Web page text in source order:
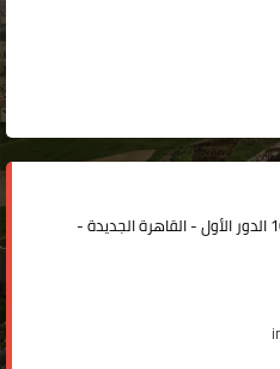
مدينة الرحاب المبنى الإداري مكتب 106 الدور الأول - القاهرة الجديدة -